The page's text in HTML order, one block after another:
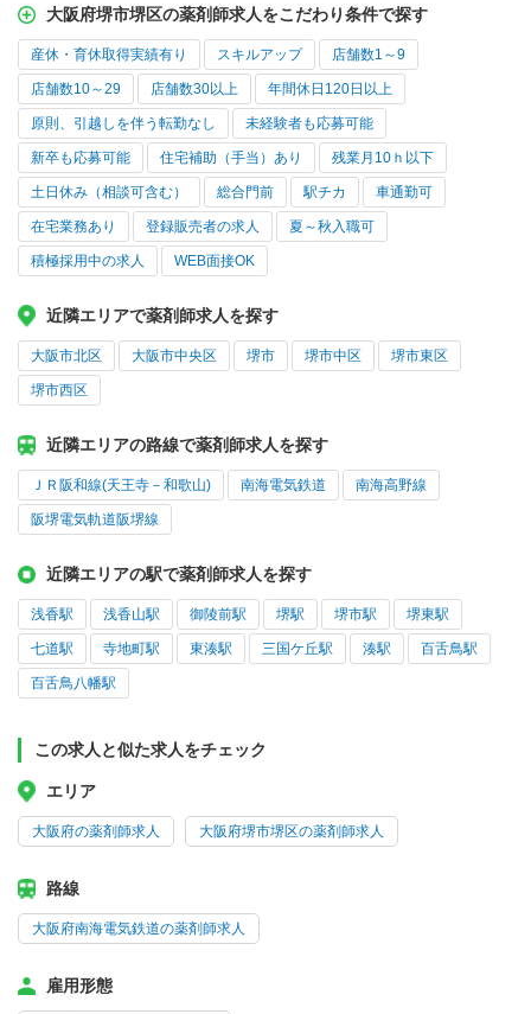
大阪府堺市堺区の薬剤師求人をこだわり条件で探す
産休・育休取得実績有り スキルアップ 店舗数1～9
店舗数10～29 店舗数30以上 年間休日120日以上
原則、引越しを伴う転勤なし 未経験者も応募可能
新卒も応募可能 住宅補助（手当）あり 残業月10ｈ以下
土日休み（相談可含む） 総合門前 駅チカ 車通勤可
在宅業務あり 登録販売者の求人 夏～秋入職可
積極採用中の求人 WEB面接OK
近隣エリアで薬剤師求人を探す
大阪市北区 大阪市中央区 堺市 堺市中区 堺市東区
堺市西区
近隣エリアの路線で薬剤師求人を探す
ＪＲ阪和線(天王寺－和歌山) 南海電気鉄道 南海高野線
阪堺電気軌道阪堺線
近隣エリアの駅で薬剤師求人を探す
浅香駅 浅香山駅 御陵前駅 堺駅 堺市駅 堺東駅
七道駅 寺地町駅 東湊駅 三国ケ丘駅 湊駅 百舌鳥駅
百舌鳥八幡駅
この求人と似た求人をチェック
エリア
大阪府の薬剤師求人 大阪府堺市堺区の薬剤師求人
路線
大阪府南海電気鉄道の薬剤師求人
雇用形態